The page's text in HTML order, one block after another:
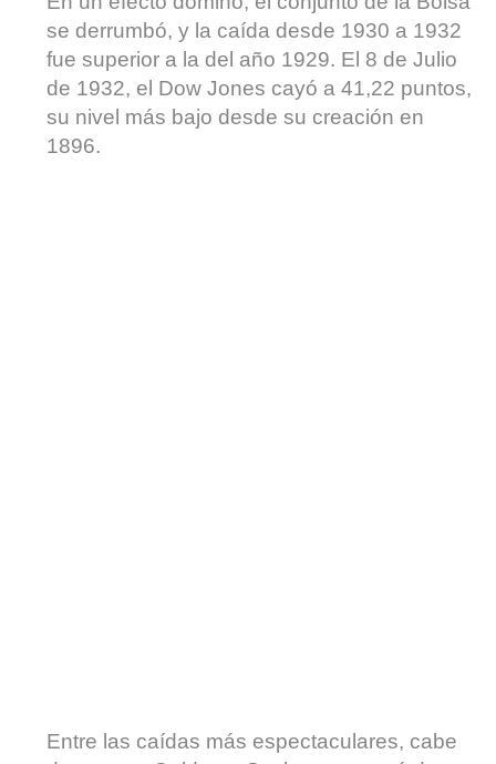
se derrumbó, y la caída desde 1930 a 1932
fue superior a la del año 1929. El 8 de Julio
de 1932, el Dow Jones cayó a 41,22 puntos,
su nivel más bajo desde su creación en
1896.
Entre las caídas más espectaculares, cabe